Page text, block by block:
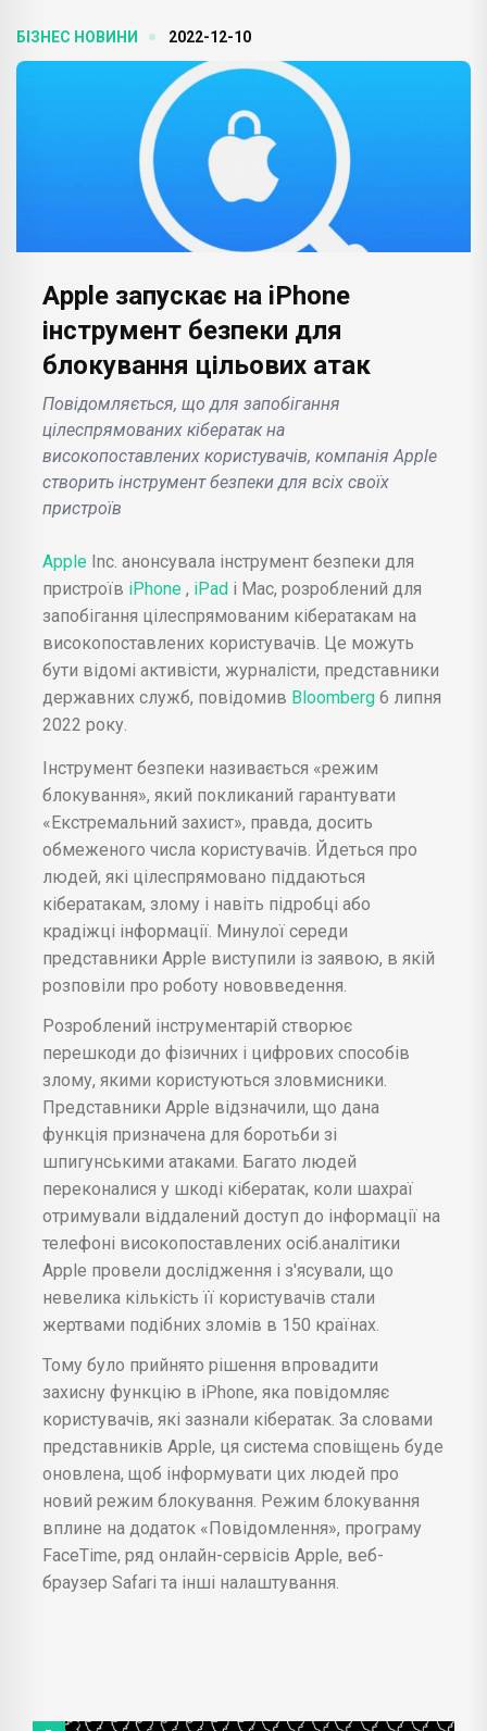
БІЗНЕС НОВИНИ 2022-12-10
Apple запускає на iPhone
інструмент безпеки для
блокування цільових атак
Повідомляється, що для запобігання
цілеспрямованих кібератак на
високопоставлених користувачів, компанія Apple
створить інструмент безпеки для всіх своїх
пристроїв
Apple Inc. анонсувала інструмент безпеки для
пристроїв iPhone , iPad і Mac, розроблений для
запобігання цілеспрямованим кібератакам на
високопоставлених користувачів. Це можуть
бути відомі активісти, журналісти, представники
державних служб, повідомив Bloomberg 6 липня
2022 року.
Інструмент безпеки називається «режим
блокування», який покликаний гарантувати
«Екстремальний захист», правда, досить
обмеженого числа користувачів. Йдеться про
людей, які цілеспрямовано піддаються
кібератакам, злому і навіть підробці або
крадіжці інформації. Минулої середи
представники Apple виступили із заявою, в якій
розповіли про роботу нововведення.
Розроблений інструментарій створює
перешкоди до фізичних і цифрових способів
злому, якими користуються зловмисники.
Представники Apple відзначили, що дана
функція призначена для боротьби зі
шпигунськими атаками. Багато людей
переконалися у шкоді кібератак, коли шахраї
отримували віддалений доступ до інформації на
телефоні високопоставлених осіб.аналітики
Apple провели дослідження і з'ясували, що
невелика кількість її користувачів стали
жертвами подібних зломів в 150 країнах.
Тому було прийнято рішення впровадити
захисну функцію в iPhone, яка повідомляє
користувачів, які зазнали кібератак. За словами
представників Apple, ця система сповіщень буде
оновлена, щоб інформувати цих людей про
новий режим блокування. Режим блокування
вплине на додаток «Повідомлення», програму
FaceTime, ряд онлайн-сервісів Apple, веб-
браузер Safari та інші налаштування.